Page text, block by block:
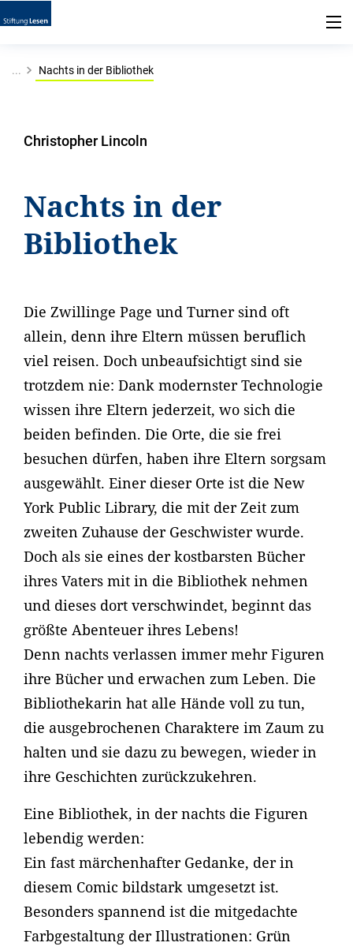
... Nachts in der Bibliothek
Christopher Lincoln
Nachts in der
Bibliothek
Die Zwillinge Page und Turner sind oft
allein, denn ihre Eltern müssen beruflich
viel reisen. Doch unbeaufsichtigt sind sie
trotzdem nie: Dank modernster Technologie
wissen ihre Eltern jederzeit, wo sich die
beiden befinden. Die Orte, die sie frei
besuchen dürfen, haben ihre Eltern sorgsam
ausgewählt. Einer dieser Orte ist die New
York Public Library, die mit der Zeit zum
zweiten Zuhause der Geschwister wurde.
Doch als sie eines der kostbarsten Bücher
ihres Vaters mit in die Bibliothek nehmen
und dieses dort verschwindet, beginnt das
größte Abenteuer ihres Lebens!
Denn nachts verlassen immer mehr Figuren
ihre Bücher und erwachen zum Leben. Die
Bibliothekarin hat alle Hände voll zu tun,
die ausgebrochenen Charaktere im Zaum zu
halten und sie dazu zu bewegen, wieder in
ihre Geschichten zurückzukehren.
Eine Bibliothek, in der nachts die Figuren
lebendig werden:
Ein fast märchenhafter Gedanke, der in
diesem Comic bildstark umgesetzt ist.
Besonders spannend ist die mitgedachte
Farbgestaltung der Illustrationen: Grün